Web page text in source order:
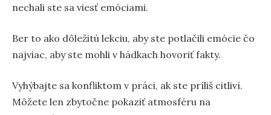
nechali ste sa viesť emóciami.
Ber to ako dôležitú lekciu, aby ste potlačili emócie čo
najviac, aby ste mohli v hádkach hovoriť fakty.
Vyhýbajte sa konfliktom v práci, ak ste príliš citliví.
Môžete len zbytočne pokaziť atmosféru na